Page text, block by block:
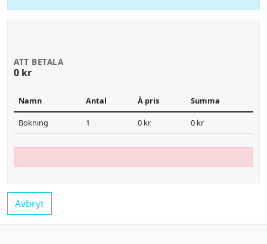
ATT BETALA
0 kr
Namn Antal À pris Summa
Bokning 1 0 kr 0 kr
Avbryt